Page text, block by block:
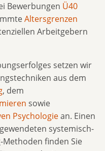
Bewerbungen Ü40
Altersgrenzen
Arbeitgebern
setzen wir
aus dem
, dem
sowie
Psychologiean. Einen
systemisch-
finden Sie